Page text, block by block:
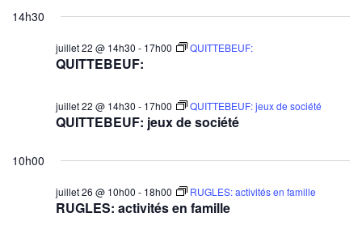
14h30
QUITTEBEUF:
juillet 22 @ 14h30 - 17h00 QUITTEBEUF:
QUITTEBEUF: jeux de société
juillet 22 @ 14h30 - 17h00 QUITTEBEUF: jeux de société
10h00
RUGLES: activités en famille
juillet 26 @ 10h00 - 18h00 RUGLES: activités en famille